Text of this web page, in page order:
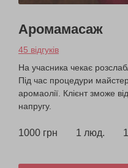
Аромамасаж
45 відгуків
На учасника чекає
Під час процедури
аромаолії. Клієнт зможе
напругу.
1000 грн 1 люд.